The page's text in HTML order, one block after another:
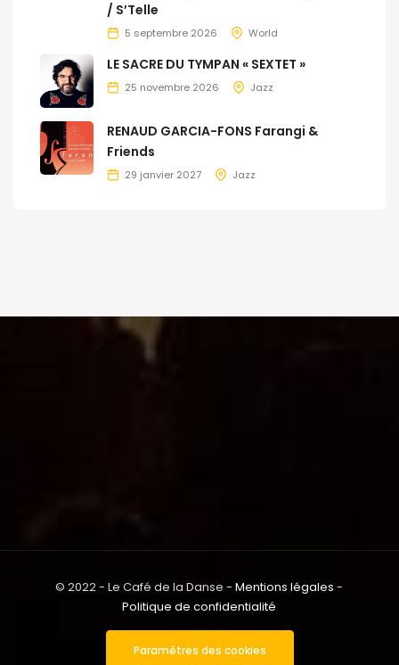
/ S’Telle
5 septembre 2026 World
LE SACRE DU TYMPAN « SEXTET »
25 novembre 2026 Jazz
RENAUD GARCIA-FONS Farangi &
Friends
29 janvier 2027 Jazz
© 2022 - Le Café de la Danse -Mentions légales -
Politique de confidentialité
Paramètres des cookies